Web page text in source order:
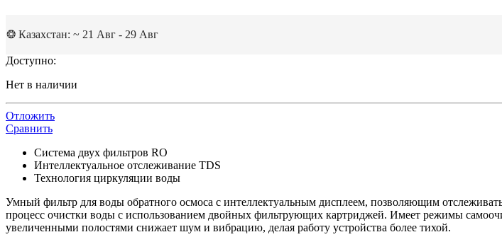
❂ Казахстан: ~ 21 Авг - 29 Авг
Доступно:
Нет в наличии
Отложить
Сравнить
Система двух фильтров RO
Интеллектуальное отслеживание TDS
Технология циркуляции воды
Умный фильтр для воды обратного осмоса с интеллектуальным дисплеем, позволяющим
процесс очистки воды с использованием двойных фильтрующих картриджей. Имеет режимы
увеличенными полостями снижает шум и вибрацию, делая работу устройства более тихой.